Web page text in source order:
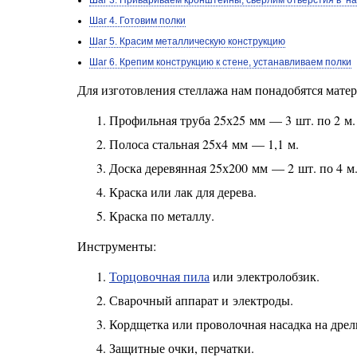
Шаг 4. Готовим полки
Шаг 5. Красим металлическую конструкцию
Шаг 6. Крепим конструкцию к стене, устанавливаем полки
Для изготовления стеллажа нам понадобятся
Профильная труба 25х25 мм — 3 шт. по 2 м.
Полоса стальная 25х4 мм — 1,1 м.
Доска деревянная 25х200 мм — 2 шт. по 4 м.
Краска или лак для дерева.
Краска по металлу.
Инструменты:
Торцовочная пила или электролобзик.
Сварочный аппарат и электроды.
Кордщетка или проволочная насадка на
Защитные очки, перчатки.